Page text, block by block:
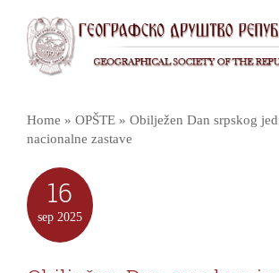
Home » OPŠTE » Obilježen Dan srpskog
nacionalne zastave
16
sep 2025